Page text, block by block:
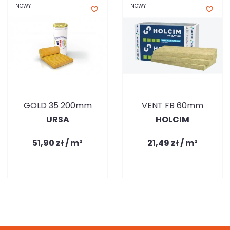
NOWY favorite_border
GOLD 35 200mm
URSA
51,90 zł / m²
NOWY favorite_border
VENT FB 60mm
HOLCIM
21,49 zł / m²